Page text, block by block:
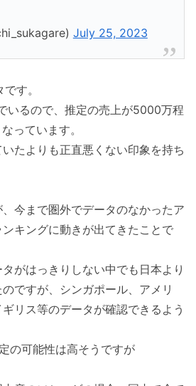
July 25, 2023
す。
いるので、推定の売上が5000万程
っています。
たよりも正直悪くない印象を持ち
今まで圏外でデータのなかったア
キングに動きが出てきたことで
がはっきりしない中でも日本より
ですが、シンガポール、アメリ
リス等のデータが確認できるよう
の可能性は高そうですが